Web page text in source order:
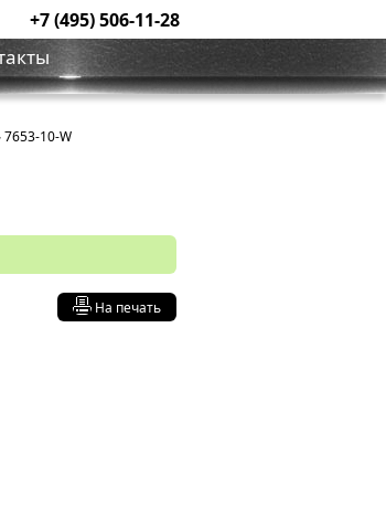
+7 (495) 506-11-28
7653-10-W
На печать